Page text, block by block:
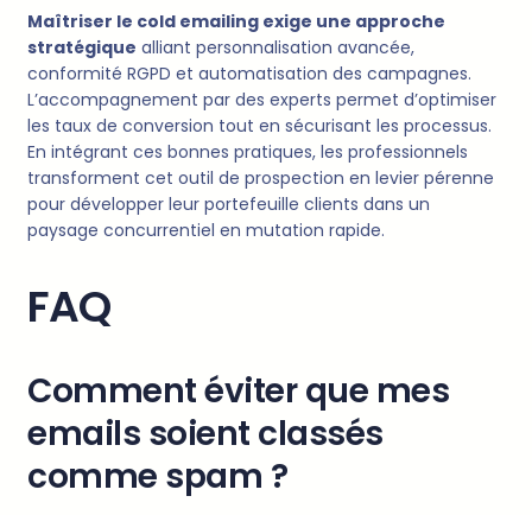
Maîtriser le cold emailing exige une approche
stratégique alliant personnalisation avancée,
conformité RGPD et automatisation des campagnes.
L’accompagnement par des experts permet d’optimiser
les taux de conversion tout en sécurisant les processus.
En intégrant ces bonnes pratiques, les professionnels
transforment cet outil de prospection en levier pérenne
pour développer leur portefeuille clients dans un
paysage concurrentiel en mutation rapide.
FAQ
Comment éviter que mes
emails soient classés
comme spam ?